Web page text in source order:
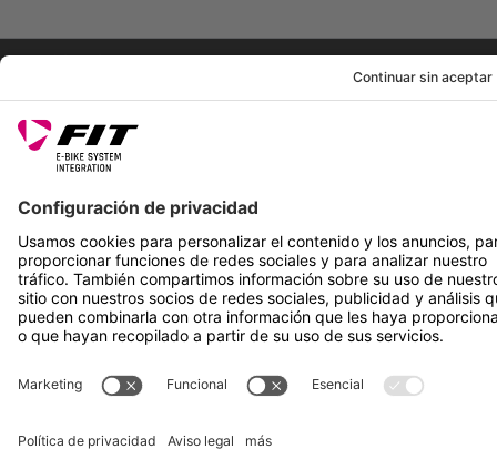
AVISO LEGAL
SERVICIOS
SÍGUENOS EN
Rotax Bike Technology AG © 2025